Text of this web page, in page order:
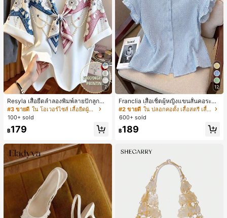
7
Resyla เสื้อยืดลำลองพิมพ์ลายปักลูกปัด
รูปโบว์ขนาดใหญ่สำหรับผู้หญิง
#3 ขายดี
ใน โอเวอร์ไซส์ เสื้อยืดผู้หญิง
100+ sold
฿179
12
Franclia เสื้อเชิ้ตผู้หญิงแขนสั้นคอระบา
ยกระดุมเดี่ยวลายทาง
#2 ขายดี
ใน ปลอกคอตั้ง เสื้อสตรี เสื้อเบลาส์ & Tee
600+ sold
฿189